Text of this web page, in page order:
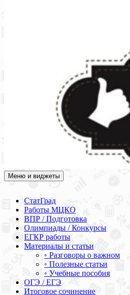
Академия СОВА
Подготовка к ЕГЭ, ОГЭ, ВПР,
Меню и виджеты
СтатГрад
Работы МЦКО
ВПР / Подготовка
Олимпиады / Конкурсы
ЕГКР работы
Материалы и статьи
◦ Разговоры о важном
◦ Полезные статьи
◦ Учебные пособия
ОГЭ / ЕГЭ
Итоговое сочинение